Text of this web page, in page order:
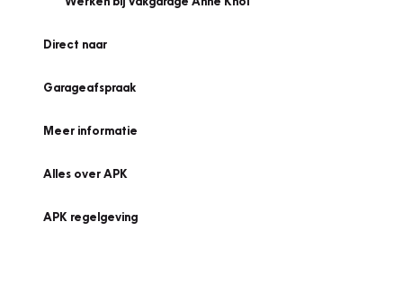
Direct naar
Garageafspraak
Meer informatie
Alles over APK
APK regelgeving